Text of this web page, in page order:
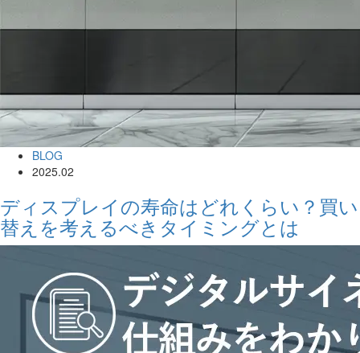
BLOG
2025.02
ディスプレイの寿命はどれくらい？買い
替えを考えるべきタイミングとは